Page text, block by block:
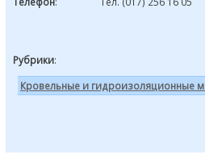
Рубрики:
Кровельные и гидроизоляционные